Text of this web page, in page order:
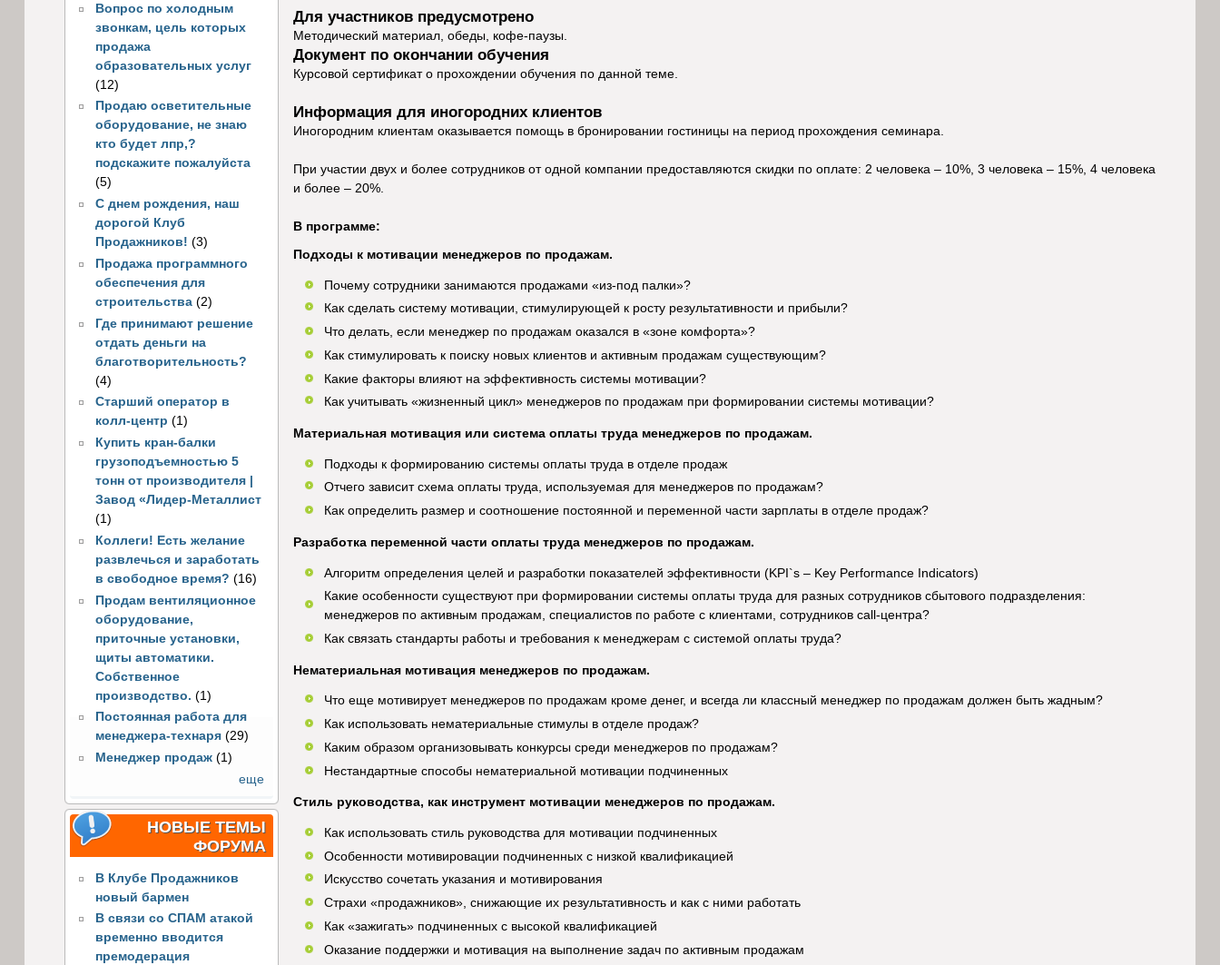
Вопрос по холодным
звонкам, цель которых
продажа
образовательных услуг
(12)
Продаю осветительные
оборудование, не знаю
кто будет лпр,?
подскажите пожалуйста
(5)
С днем рождения, наш
дорогой Клуб
Продажников! (3)
Продажа программного
обеспечения для
строительства (2)
Где принимают решение
отдать деньги на
благотворительность?
(4)
Старший оператор в
колл-центр (1)
Купить кран-балки
грузоподъемностью 5
тонн от производителя |
Завод «Лидер-Металлист
(1)
Коллеги! Есть желание
развлечься и заработать
в свободное время? (16)
Продам вентиляционное
оборудование,
приточные установки,
щиты автоматики.
Собственное
производство. (1)
Постоянная работа для
менеджера-технаря (29)
Менеджер продаж (1)
еще
НОВЫЕ ТЕМЫ
ФОРУМА
В Клубе Продажников
новый бармен
В связи со СПАМ атакой
временно вводится
премодерация
Для участников предусмотрено
Методический материал, обеды, кофе-паузы.
Документ по окончании обучения
Курсовой сертификат о прохождении обучения по данной теме.
Информация для иногородних клиентов
Иногородним клиентам оказывается помощь в бронировании гостиницы на период прохождения семинара.
При участии двух и более сотрудников от одной компании предоставляются скидки по оплате: 2 человека – 10%, 3 человека – 15%, 4 человека
и более – 20%.
В программе:
Подходы к мотивации менеджеров по продажам.
Почему сотрудники занимаются продажами «из-под палки»?
Как сделать систему мотивации, стимулирующей к росту результативности и прибыли?
Что делать, если менеджер по продажам оказался в «зоне комфорта»?
Как стимулировать к поиску новых клиентов и активным продажам существующим?
Какие факторы влияют на эффективность системы мотивации?
Как учитывать «жизненный цикл» менеджеров по продажам при формировании системы мотивации?
Материальная мотивация или система оплаты труда менеджеров по продажам.
Подходы к формированию системы оплаты труда в отделе продаж
Отчего зависит схема оплаты труда, используемая для менеджеров по продажам?
Как определить размер и соотношение постоянной и переменной части зарплаты в отделе продаж?
Разработка переменной части оплаты труда менеджеров по продажам.
Алгоритм определения целей и разработки показателей эффективности (KPI`s – Key Performance Indicators)
Какие особенности существуют при формировании системы оплаты труда для разных сотрудников сбытового подразделения:
менеджеров по активным продажам, специалистов по работе с клиентами, сотрудников call-центра?
Как связать стандарты работы и требования к менеджерам с системой оплаты труда?
Нематериальная мотивация менеджеров по продажам.
Что еще мотивирует менеджеров по продажам кроме денег, и всегда ли классный менеджер по продажам должен быть жадным?
Как использовать нематериальные стимулы в отделе продаж?
Каким образом организовывать конкурсы среди менеджеров по продажам?
Нестандартные способы нематериальной мотивации подчиненных
Стиль руководства, как инструмент мотивации менеджеров по продажам.
Как использовать стиль руководства для мотивации подчиненных
Особенности мотивировации подчиненных с низкой квалификацией
Искусство сочетать указания и мотивирования
Страхи «продажников», снижающие их результативность и как с ними работать
Как «зажигать» подчиненных с высокой квалификацией
Оказание поддержки и мотивация на выполнение задач по активным продажам